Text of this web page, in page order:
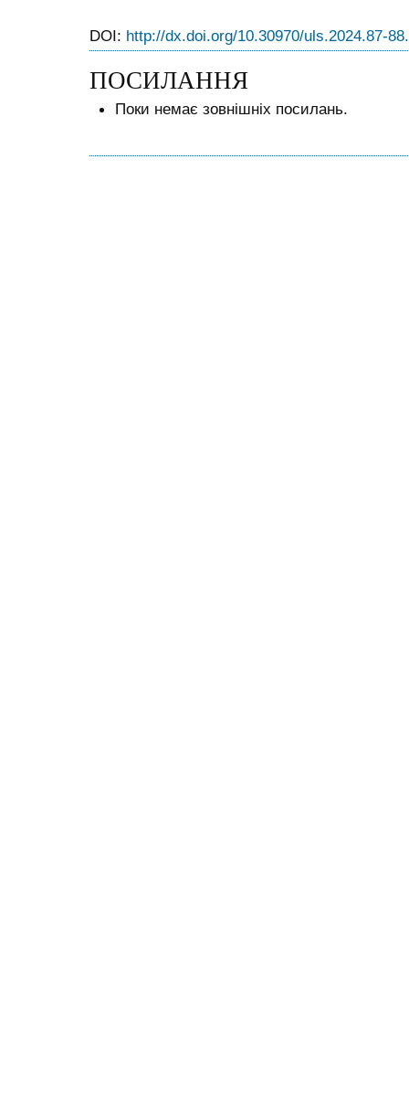
DOI: http://dx.doi.org/10.30970/uls.2024.87-
ПОСИЛАННЯ
Поки немає зовнішніх посилань.